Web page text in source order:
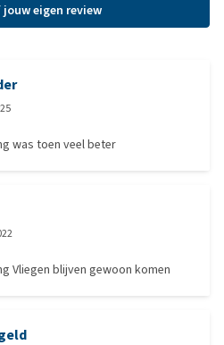
eigen review
was toen veel beter
Vliegen blijven gewoon komen